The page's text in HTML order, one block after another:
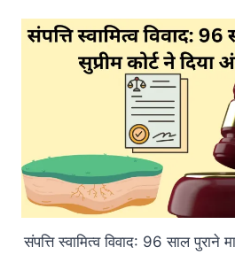
संपत्ति स्वामित्व विवाद: 96 साल पुराने